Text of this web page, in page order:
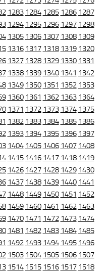
1283 1284 1285 1286 1287
1294 1295 1296 1297 1298
1305 1306 1307 1308 1309
1316 1317 1318 1319 1320
1327 1328 1329 1330 1331
1338 1339 1340 1341 1342
1349 1350 1351 1352 1353
1360 1361 1362 1363 1364
1371 1372 1373 1374 1375
1382 1383 1384 1385 1386
1393 1394 1395 1396 1397
1404 1405 1406 1407 1408
1415 1416 1417 1418 1419
1426 1427 1428 1429 1430
1437 1438 1439 1440 1441
1448 1449 1450 1451 1452
1459 1460 1461 1462 1463
1470 1471 1472 1473 1474
1481 1482 1483 1484 1485
1492 1493 1494 1495 1496
1503 1504 1505 1506 1507
1514 1515 1516 1517 1518